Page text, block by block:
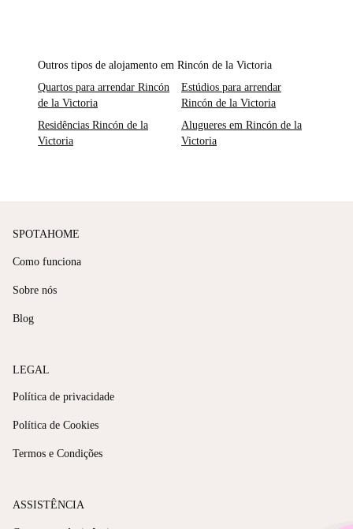
Outros tipos de alojamento em Rincón de la Victoria
Quartos para arrendar Rincón
de la Victoria
Estúdios para arrendar
Rincón de la Victoria
Residências Rincón de la
Victoria
Alugueres em Rincón de la
Victoria
SPOTAHOME
Como funciona
Sobre nós
Blog
LEGAL
Política de privacidade
Política de Cookies
Termos e Condições
ASSISTÊNCIA